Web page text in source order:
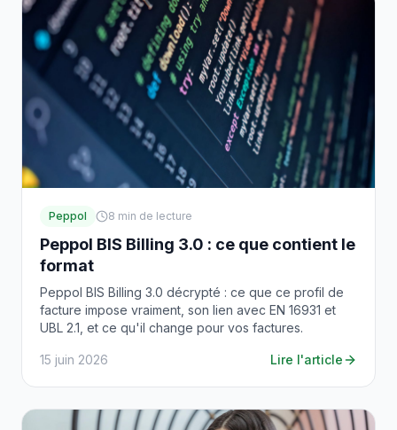
Peppol 8 min de lecture
Peppol BIS Billing 3.0 : ce que contient le
format
Peppol BIS Billing 3.0 décrypté : ce que ce profil de
facture impose vraiment, son lien avec EN 16931 et
UBL 2.1, et ce qu'il change pour vos factures.
15 juin 2026 Lire l'article